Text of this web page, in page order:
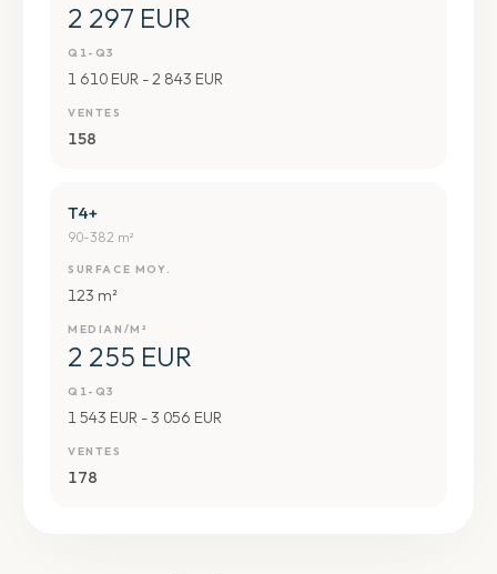
2 297 EUR
Q1-Q3
1 610 EUR - 2 843 EUR
VENTES
158
T4+
90-382 m²
SURFACE MOY.
123 m²
MEDIAN/M²
2 255 EUR
Q1-Q3
1 543 EUR - 3 056 EUR
VENTES
178